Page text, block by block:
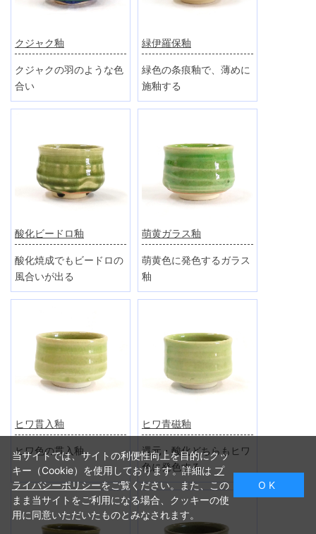
クジャク釉
クジャクの羽のような色
合い
緑伊羅保釉
緑色の条痕釉で、薄めに
施釉する
酸化ビードロ釉
酸化焼成でもビードロの
風合いが出る
萌黄ガラス釉
萌黄色に発色するガラス
釉
ヒワ貫入釉
ヒワ色の貫入釉
ヒワ青磁釉
還元・酸化どちらもヒワ
色に発色する
当サイトでは、サイトの利便性向上を目的にクッ
キー（Cookie）を使用しております。詳細は プ
ライバシーポリシーをご覧ください。また、この
まま当サイトをご利用になる場合、クッキーの使
用に同意いただいたものとみなされます。
O K